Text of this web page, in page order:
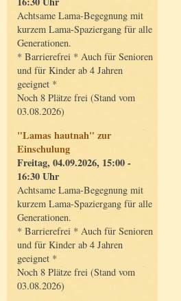
Achtsame Lama-Begegnung mit
kurzem Lama-Spaziergang für alle
Generationen.
* Barrierefrei * Auch für Senioren
und für Kinder ab 4 Jahren
geeignet *
Noch 8 Plätze frei (Stand vom
03.08.2026)
"Lamas hautnah" zur
Einschulung
Freitag, 04.09.2026, 15:00 -
16:30 Uhr
Achtsame Lama-Begegnung mit
kurzem Lama-Spaziergang für alle
Generationen.
* Barrierefrei * Auch für Senioren
und für Kinder ab 4 Jahren
geeignet *
Noch 8 Plätze frei (Stand vom
03.08.2026)